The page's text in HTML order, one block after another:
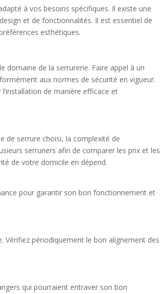
à vos besoins spécifiques. Il existe une
et de fonctionnalités. Il est essentiel de
esthétiques.
domaine de la serrurerie. Faire appel à un
aux normes de sécurité en vigueur.
de manière efficace et
de serrure choisi, la complexité de
serruriers afin de comparer les prix et les
de votre domicile en dépend.
pour garantir son bon fonctionnement et
périodiquement le bon alignement des
qui pourraient entraver son bon